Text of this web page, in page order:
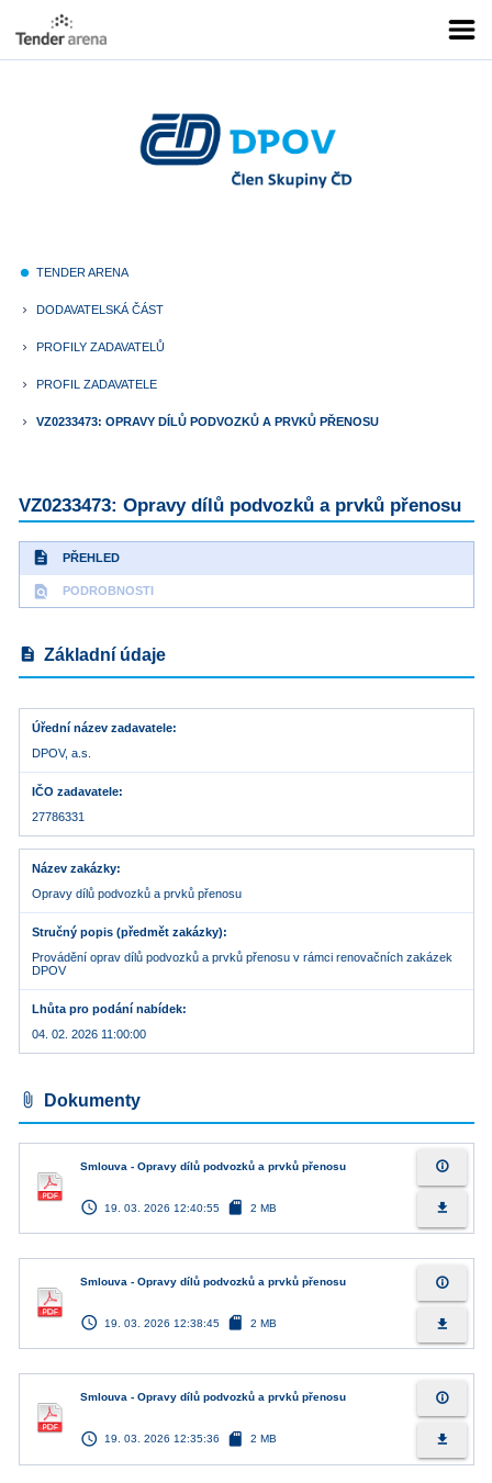
fiber_manual_record TENDER ARENA
keyboard_arrow_right DODAVATELSKÁ ČÁST
keyboard_arrow_right PROFILY ZADAVATELŮ
keyboard_arrow_right PROFIL ZADAVATELE
keyboard_arrow_right VZ0233473: OPRAVY DÍLŮ PODVOZKŮ A PRVKŮ PŘENOSU
VZ0233473: Opravy dílů podvozků a prvků přenosu
description PŘEHLED
find_in_page PODROBNOSTI
description Základní údaje
Úřední název zadavatele
DPOV, a.s.
IČO zadavatele
27786331
Název zakázky
Opravy dílů podvozků a prvků přenosu
Stručný popis (předmět zakázky)
Provádění oprav dílů podvozků a prvků přenosu v rámci renovačních zakázek
DPOV
Lhůta pro podání nabídek
04. 02. 2026 11:00:00
attach_file Dokumenty
Smlouva - Opravy dílů podvozků a prvků přenosu
access_time 19. 03. 2026 12:40:55 sd_card 2 MB
info_outline
file_download
Smlouva - Opravy dílů podvozků a prvků přenosu
access_time 19. 03. 2026 12:38:45 sd_card 2 MB
info_outline
file_download
Smlouva - Opravy dílů podvozků a prvků přenosu
access_time 19. 03. 2026 12:35:36 sd_card 2 MB
info_outline
file_download